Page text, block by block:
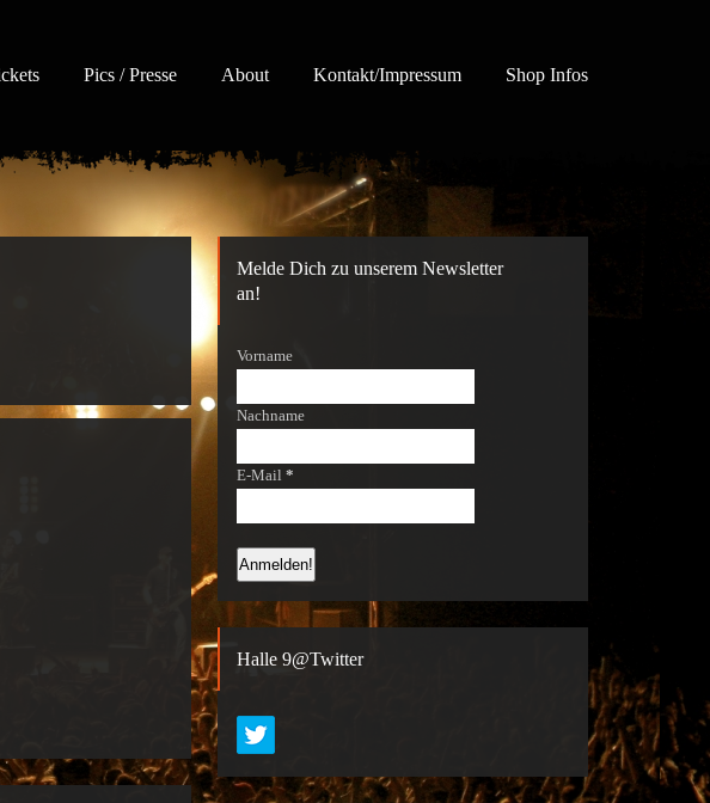
Pics / Presse About Kontakt/Impressum Shop Infos
Melde Dich zu unserem Newsletter
an!
Vorname
Nachname
E-Mail *
Halle 9@Twitter